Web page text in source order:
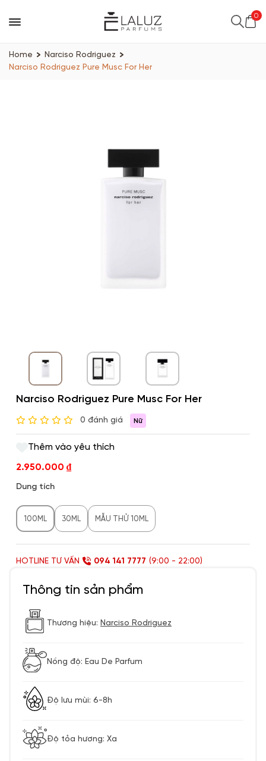
0
Home
Narciso Rodriguez
Narciso Rodriguez Pure Musc For Her
Narciso Rodriguez Pure Musc For Her
0 đánh giá Nữ
Thêm vào yêu thích
2.950.000 ₫
Dung tích
100ML 30ML MẪU THỬ 10ML
HOTLINE TƯ VẤN 094 141 7777 (9:00 - 22:00)
Thông tin sản phẩm
Thương hiệu: Narciso Rodriguez
Nồng độ: Eau De Parfum
Độ lưu mùi: 6-8h
Độ tỏa hương: Xa